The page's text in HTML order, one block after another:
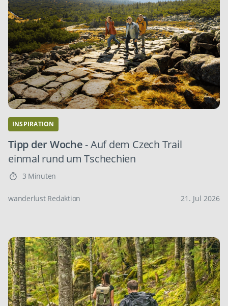
INSPIRATION
Tipp der Woche- Auf dem Czech Trail
einmal rund um Tschechien
3 Minuten
wanderlust Redaktion 21. Jul 2026